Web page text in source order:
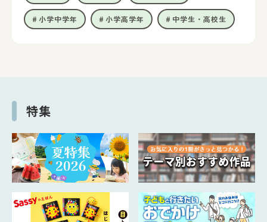
小学中学年 小学高学年 中学生・高校生
特集